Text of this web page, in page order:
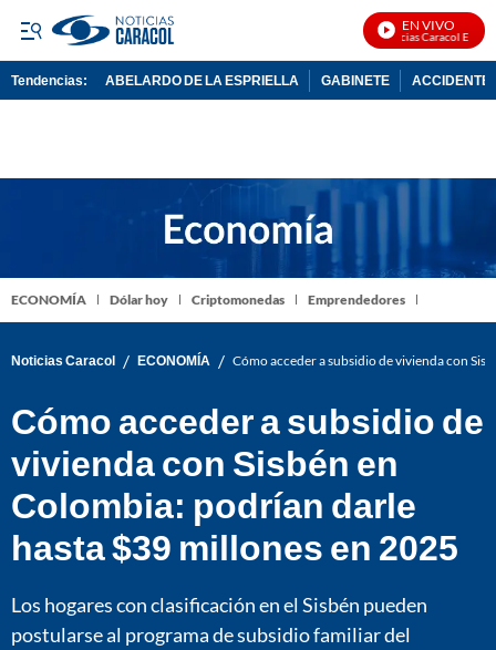
EN VIVO
Noticias Caracol En Vivo
Tendencias: ABELARDO DE LA ESPRIELLA GABINETE ACCIDENTE
ECONOMÍA Dólar hoy Criptomonedas Emprendedores
Noticias Caracol / ECONOMÍA / Cómo acceder a subsidio de vivienda con
Cómo acceder a subsidio de
vivienda con Sisbén en
Colombia: podrían darle
hasta $39 millones en 2025
Los hogares con clasificación en el Sisbén pueden
postularse al programa de subsidio familiar del